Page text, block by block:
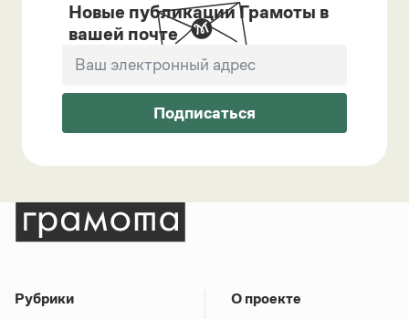
Новые публикации Грамоты в
вашей почте
Подписаться
Рубрики О проекте